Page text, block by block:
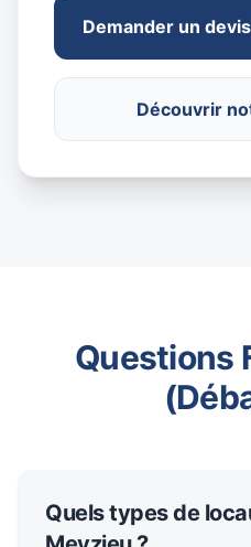
Demander un devis
Découvrir
Questions
Quels types de